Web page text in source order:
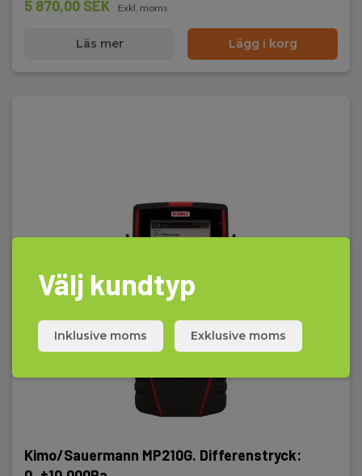
5 870,00 SEK Exkl. moms
Läs mer Lägg i korg
Kimo/Sauermann MP210G. Differenstryck:
Välj kundtyp
Inklusive moms Exklusive moms